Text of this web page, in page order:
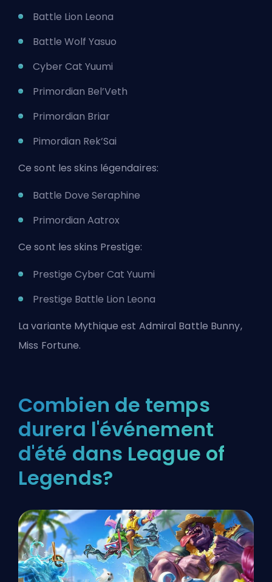
Battle Lion Leona
Battle Wolf Yasuo
Cyber Cat Yuumi
Primordian Bel’Veth
Primordian Briar
Pimordian Rek’Sai
Ce sont les skins légendaires:
Battle Dove Seraphine
Primordian Aatrox
Ce sont les skins Prestige:
Prestige Cyber Cat Yuumi
Prestige Battle Lion Leona
La variante Mythique est Admiral Battle Bunny,
Miss Fortune.
Combien de temps
durera l'événement
d'été dans League of
Legends?